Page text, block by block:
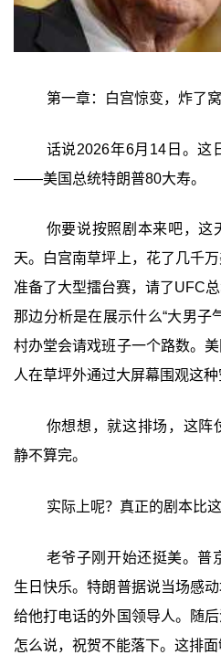
第一章：白宫惊变，炸了
话说2026年6月14日。这
——美国总统特朗普80大寿。
你要说按照剧本来吧，这
天。白宫南草坪上，花了几千
准备了大型擂台赛，请了UFC
那边分析是在展示什么“大男子
村办堂会请戏班子一个路数。
人在草坪外通过大屏幕围观这种
你想想，就这排场，这阵
静不算完。
实际上呢？真正的剧本比这
老爷子刚开始还挺美。普
生日快乐。特朗普据说当场感
给他打电话的外国领导人。随
怎么说，祝贺不能落下。这排面